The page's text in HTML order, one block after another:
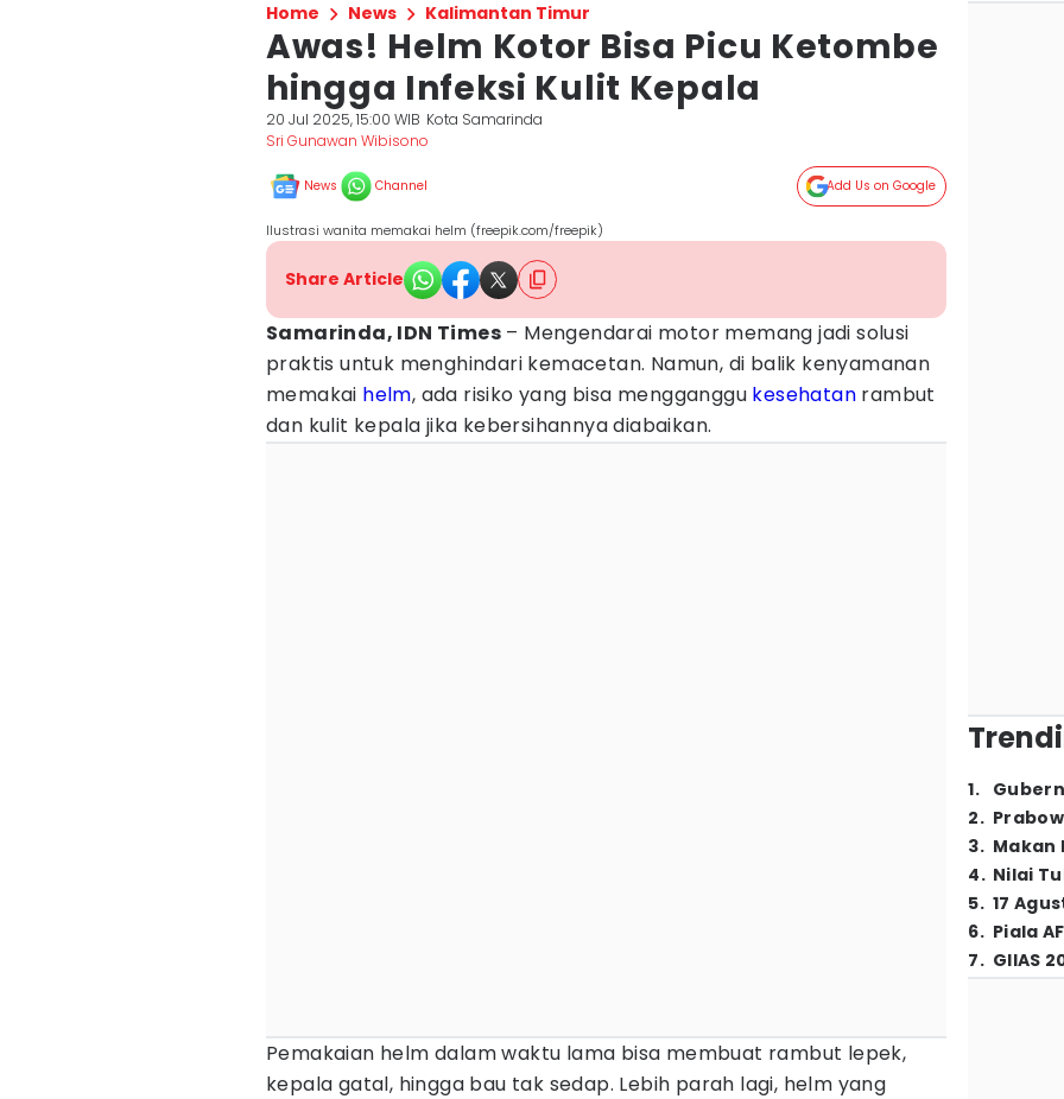
Home News Kalimantan Timur
Awas! Helm Kotor Bisa Picu Ketombe
hingga Infeksi Kulit Kepala
20 Jul 2025, 15:00 WIB Kota Samarinda
Sri Gunawan Wibisono
News Channel Add Us on Google
Ilustrasi wanita memakai helm (freepik.com/freepik)
Share Article
Samarinda, IDN Times – Mengendarai motor memang jadi solusi
praktis untuk menghindari kemacetan. Namun, di balik kenyamanan
memakai helm, ada risiko yang bisa mengganggu kesehatan rambut
dan kulit kepala jika kebersihannya diabaikan.
Pemakaian helm dalam waktu lama bisa membuat rambut lepek,
kepala gatal, hingga bau tak sedap. Lebih parah lagi, helm yang
1.
2.
3. Makan
4. Nilai
5. 17
6. Piala
7. GIIAS